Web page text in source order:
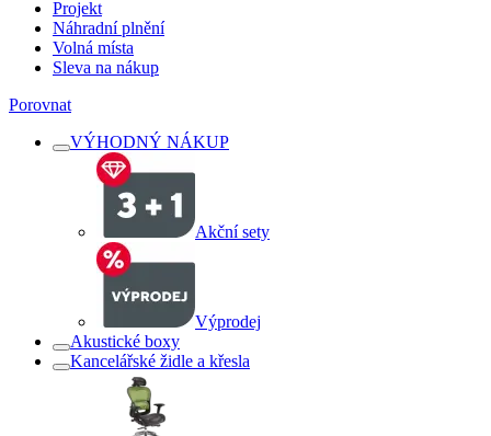
Projekt
Náhradní plnění
Volná místa
Sleva na nákup
Porovnat
VÝHODNÝ NÁKUP
Akční sety
Výprodej
Akustické boxy
Kancelářské židle a křesla